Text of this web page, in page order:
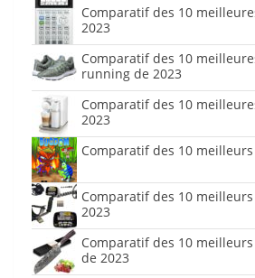
Comparatif des 10
2023
Comparatif des 10
running de 2023
Comparatif des 10
2023
Comparatif des 10 meilleurs
Comparatif des 10 meilleurs
2023
Comparatif des 10
de 2023